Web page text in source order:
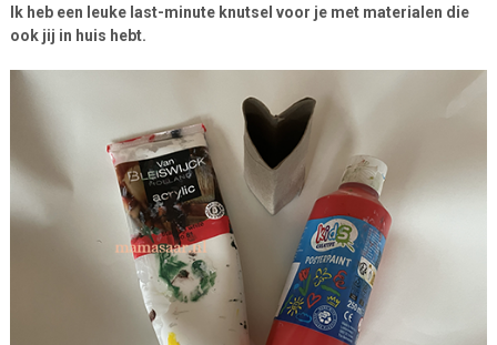
Ik heb een leuke last-minute knutsel voor je met materialen die
ook jij in huis hebt.